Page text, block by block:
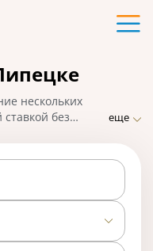
нескольких
без
перечислением
вам
от 0% в день.
еще